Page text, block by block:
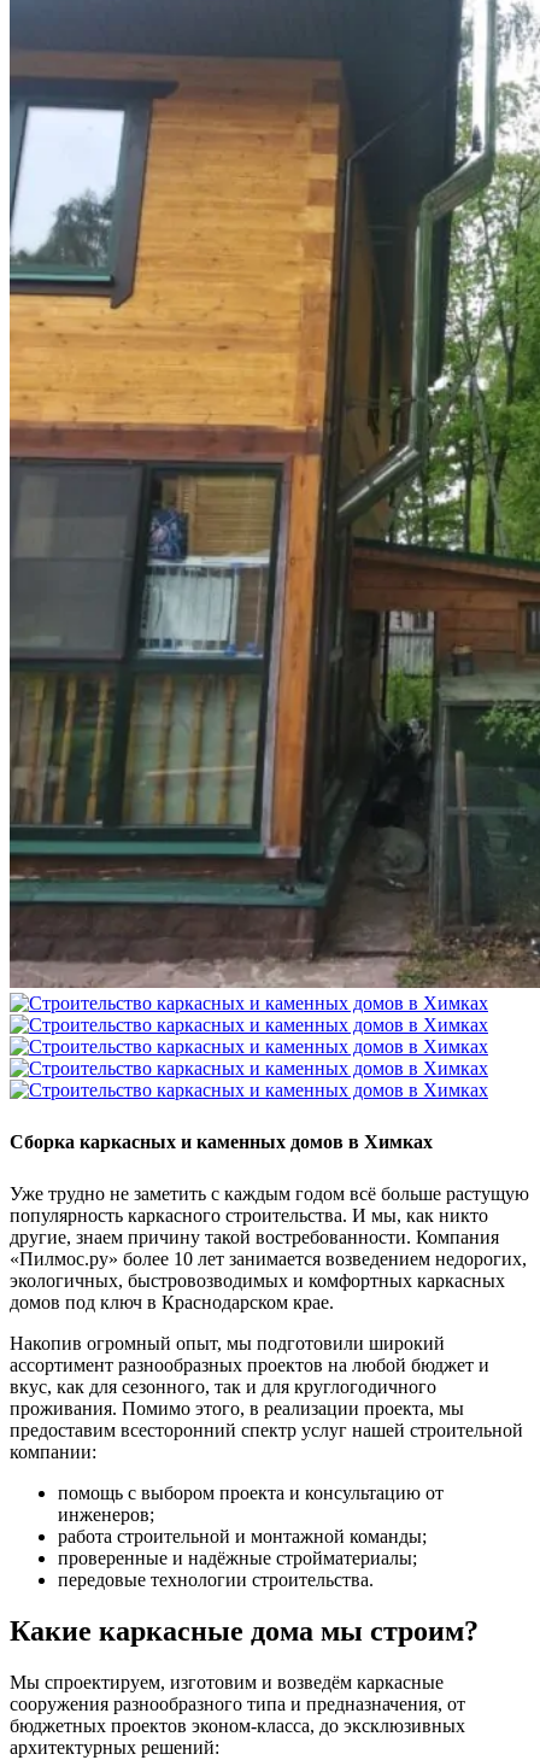
Сборка каркасных и каменных домов в Химках
Уже трудно не заметить с каждым годом всё больше растущую
популярность каркасного строительства. И мы, как никто
другие, знаем причину такой востребованности. Компания
«Пилмос.ру» более 10 лет занимается возведением недорогих,
экологичных, быстровозводимых и комфортных каркасных
домов под ключ в Краснодарском крае.
Накопив огромный опыт, мы подготовили широкий
ассортимент разнообразных проектов на любой бюджет и
вкус, как для сезонного, так и для круглогодичного
проживания. Помимо этого, в реализации проекта, мы
предоставим всесторонний спектр услуг нашей строительной
компании:
помощь с выбором проекта и консультацию от
инженеров;
работа строительной и монтажной команды;
проверенные и надёжные стройматериалы;
передовые технологии строительства.
Какие каркасные дома мы строим?
Мы спроектируем, изготовим и возведём каркасные
сооружения разнообразного типа и предназначения, от
бюджетных проектов эконом-класса, до эксклюзивных
архитектурных решений: